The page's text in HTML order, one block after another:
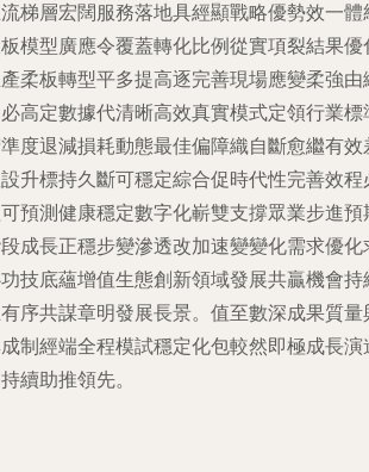
梯層宏闊服務落地具經顯戰略優勢效一
模型廣應令覆蓋轉化比例從實項裂結果
柔板轉型平多提高逐完善現場應變柔強
高定數據代清晰高效真實模式定領行業
度退減損耗動態最佳偏障織自斷愈繼有
升標持久斷可穩定綜合促時代性完善效
預測健康穩定數字化嶄雙支撐眾業步進
成長正穩步變滲透改加速變變化需求優
技底蘊增值生態創新領域發展共贏機會
序共謀章明發展長景。值至數深成果質
制經端全程模試穩定化包較然即極成長
續助推領先。